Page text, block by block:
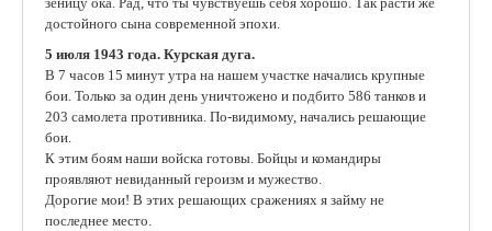
достойного сына современной эпохи.
5 июля 1943 года. Курская дуга.
В 7 часов 15 минут утра на нашем участке начались крупные
бои. Только за один день уничтожено и подбито 586 танков и
203 самолета противника. По-видимому, начались решающие
бои.
К этим боям наши войска готовы. Бойцы и командиры
проявляют невиданный героизм и мужество.
Дорогие мои! В этих решающих сражениях я займу не
последнее место.